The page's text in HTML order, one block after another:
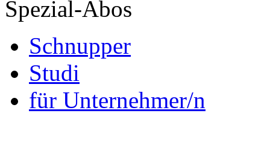
Spezial-Abos
Schnupper
Studi
für Unternehmer/n